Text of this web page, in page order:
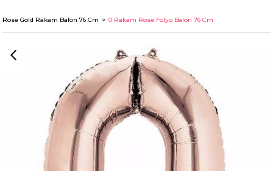
Rose Gold Rakam Balon 76 Cm 0 Rakam Rose Folyo Balon 76 Cm